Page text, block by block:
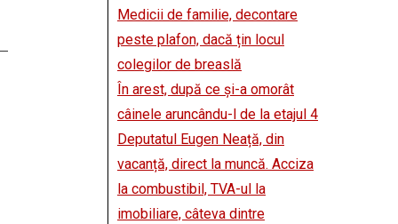
Medicii de familie, decontare
peste plafon, dacă țin locul
colegilor de breaslă
În arest, după ce și-a omorât
câinele aruncându-l de la etajul 4
Deputatul Eugen Neață, din
vacanță, direct la muncă. Acciza
la combustibil, TVA-ul la
imobiliare, câteva dintre